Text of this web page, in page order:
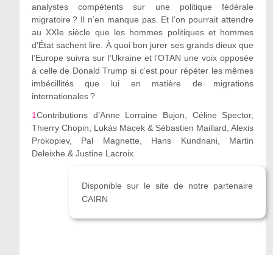
analystes compétents sur une politique fédérale
migratoire ? Il n’en manque pas. Et l’on pourrait attendre
au XXIe siècle que les hommes politiques et hommes
d’État sachent lire. À quoi bon jurer ses grands dieux que
l’Europe suivra sur l’Ukraine et l’OTAN une voix opposée
à celle de Donald Trump si c’est pour répéter les mêmes
imbécillités que lui en matière de migrations
internationales ?
1Contributions d’Anne Lorraine Bujon, Céline Spector,
Thierry Chopin, Lukás Macek & Sébastien Maillard, Alexis
Prokopiev, Pal Magnette, Hans Kundnani, Martin
Deleixhe & Justine Lacroix.
Disponible sur le site de notre partenaire
CAIRN